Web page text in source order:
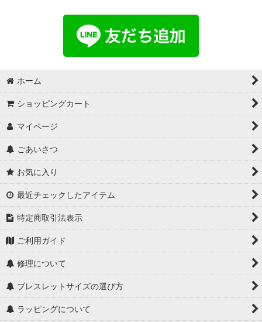
ホーム
ショッピングカート
マイページ
ごあいさつ
お気に入り
最近チェックしたアイテム
特定商取引法表示
ご利用ガイド
修理について
ブレスレットサイズの選び方
ラッピングについて